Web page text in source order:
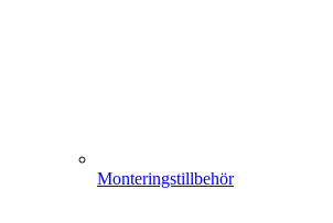
Monteringstillbehör